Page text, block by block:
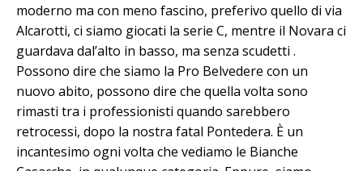
moderno ma con meno fascino, preferivo quello di via
Alcarotti, ci siamo giocati la serie C, mentre il Novara ci
guardava dal’alto in basso, ma senza scudetti .
Possono dire che siamo la Pro Belvedere con un
nuovo abito, possono dire che quella volta sono
rimasti tra i professionisti quando sarebbero
retrocessi, dopo la nostra fatal Pontedera. È un
incantesimo ogni volta che vediamo le Bianche